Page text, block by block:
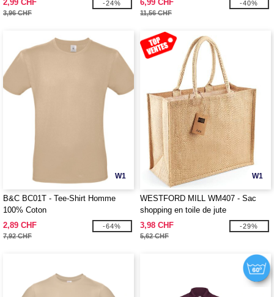
2,99 CHF
3,96 CHF
-24% 6,99 CHF
11,56 CHF
-40%
W1
B&C BC01T - Tee-Shirt Homme
100% Coton
2,89 CHF
7,92 CHF
-64%
W1
WESTFORD MILL WM407 - Sac
shopping en toile de jute
3,98 CHF
5,62 CHF
-29%